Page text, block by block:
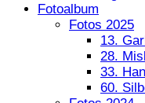
Fotoalbum
Fotos 2025
13.
28.
33.
60.